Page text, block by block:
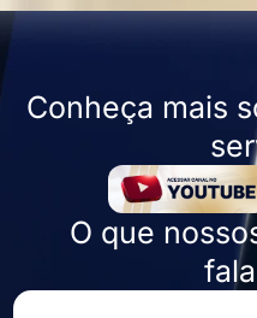
Conheça mais
O que